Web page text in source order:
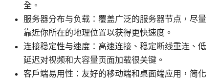
全。
服务器分布与负载：覆盖广泛的服务器节点，尽量
靠近你所在的地理位置以获得更快速度。
连接稳定性与速度：高速连接、稳定断线重连、低
延迟对视频和大容量页面加载很关键。
客户端易用性：友好的移动端和桌面端应用，简化